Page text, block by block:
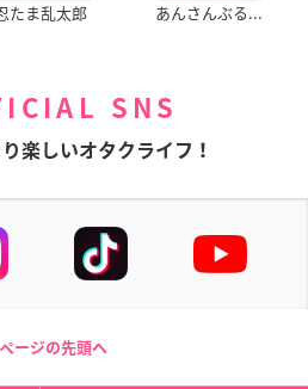
たま乱太郎 あんさんぶる...
SNS
楽しいオタクライフ！
ページの先頭へ